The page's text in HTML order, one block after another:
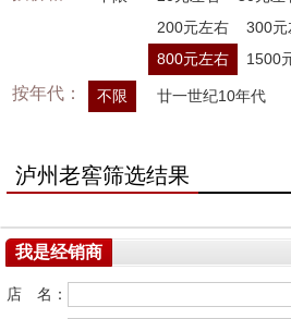
200元左右
300元
800元左右
1500
按年代： 不限 廿一世纪10年代
泸州老窖筛选结果
我是经销商
店 名：